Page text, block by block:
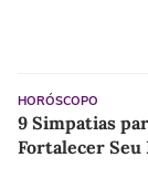
HORÓSCOPO
9 Simpatias
Fortalecer Seu